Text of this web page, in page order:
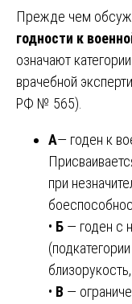
Прежде чем
годности к
означают
врачебной
РФ № 565).
А— годен к
при
• Б — годен с
• В —